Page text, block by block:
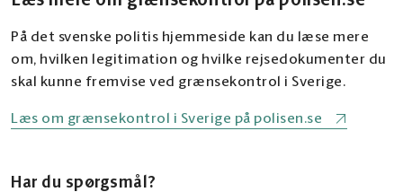
På det svenske politis hjemmeside kan du læse mere
om, hvilken legitimation og hvilke rejsedokumenter du
skal kunne fremvise ved grænsekontrol i Sverige.
Læs om grænsekontrol i Sverige på polisen.se
Har du spørgsmål?